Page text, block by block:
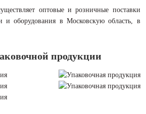
оптовые и розничные поставки
и оборудования в Московскую область, в
продукции